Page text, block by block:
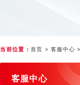
当前位置：首页 > 客服中心 >
客服中心